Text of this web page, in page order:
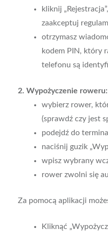
kliknij
zaakceptuj
otrzymasz
kodem PIN, który
telefonu są
2. Wypożyczenie roweru:
wybierz rower,
(sprawdź czy jest
podejdź do
naciśnij guzik
wpisz wybrany
rower zwolni się
Za pomocą aplikacji
Kliknąć